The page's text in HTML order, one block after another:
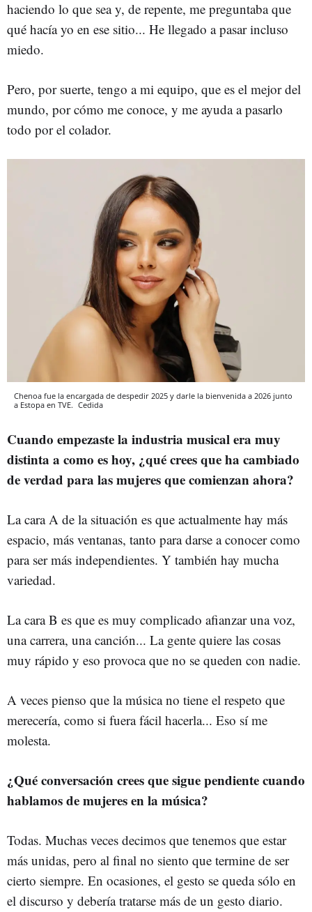
haciendo lo que sea y, de repente, me preguntaba que
qué hacía yo en ese sitio... He llegado a pasar incluso
miedo.
Pero, por suerte, tengo a mi equipo, que es el mejor del
mundo, por cómo me conoce, y me ayuda a pasarlo
todo por el colador.
Chenoa fue la encargada de despedir 2025 y darle la bienvenida a 2026 junto
a Estopa en TVE. Cedida
Cuando empezaste la industria musical era muy
distinta a como es hoy, ¿qué crees que ha cambiado
de verdad para las mujeres que comienzan ahora?
La cara A de la situación es que actualmente hay más
espacio, más ventanas, tanto para darse a conocer como
para ser más independientes. Y también hay mucha
variedad.
La cara B es que es muy complicado afianzar una voz,
una carrera, una canción... La gente quiere las cosas
muy rápido y eso provoca que no se queden con nadie.
A veces pienso que la música no tiene el respeto que
merecería, como si fuera fácil hacerla... Eso sí me
molesta.
¿Qué conversación crees que sigue pendiente cuando
hablamos de mujeres en la música?
Todas. Muchas veces decimos que tenemos que estar
más unidas, pero al final no siento que termine de ser
cierto siempre. En ocasiones, el gesto se queda sólo en
el discurso y debería tratarse más de un gesto diario.